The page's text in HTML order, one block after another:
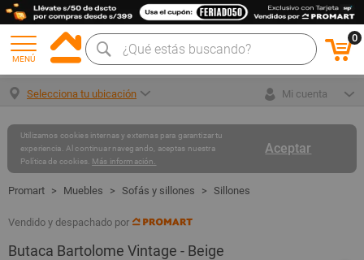
MENÚ
0
Selecciona tu ubicación Mi cuenta
Aceptar
Utilizamos cookies internas y externas para garantizar tu
experiencia. Al continuar navegando, aceptas nuestra
Política de cookies. Más información.
Muebles Sofás y sillones Sillones
Vendido y despachado por
Butaca Bartolome Vintage - Beige